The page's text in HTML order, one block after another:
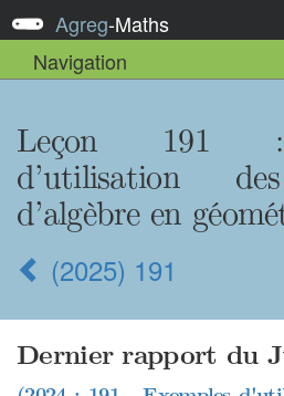
Agreg-Maths
Navigation
Leçon 191
d’utilisation
d’algèbre en
(2025) 191
Dernier rapport du